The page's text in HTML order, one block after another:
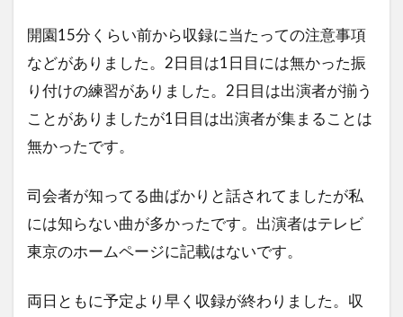
開園15分くらい前から収録に当たっての注意事項
などがありました。2日目は1日目には無かった振
り付けの練習がありました。2日目は出演者が揃う
ことがありましたが1日目は出演者が集まることは
無かったです。
司会者が知ってる曲ばかりと話されてましたが私
には知らない曲が多かったです。出演者はテレビ
東京のホームページに記載はないです。
両日ともに予定より早く収録が終わりました。収